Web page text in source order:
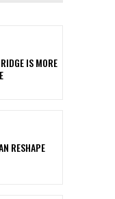
IS MORE
RESHAPE